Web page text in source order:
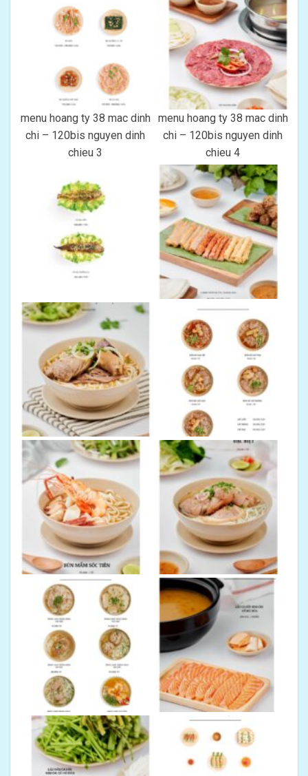
menu hoang ty 38 mac dinh
chi – 120bis nguyen dinh
chieu 3
menu hoang ty 38 mac dinh
chi – 120bis nguyen dinh
chieu 4